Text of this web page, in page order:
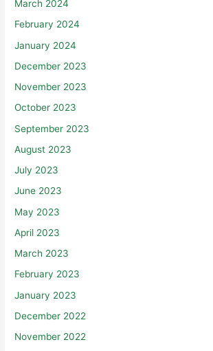
March 2024
February 2024
January 2024
December 2023
November 2023
October 2023
September 2023
August 2023
July 2023
June 2023
May 2023
April 2023
March 2023
February 2023
January 2023
December 2022
November 2022